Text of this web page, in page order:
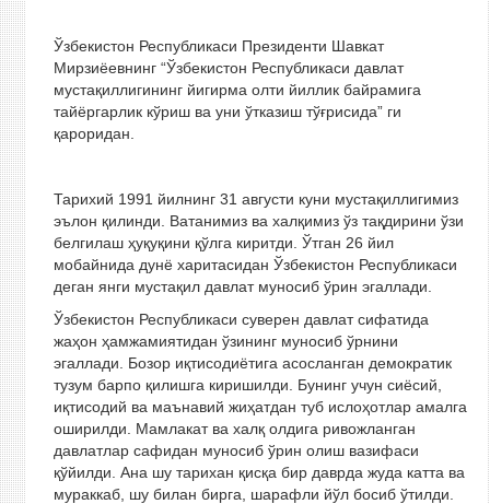
Ўзбекистон Республикаси Президенти Шавкат
Мирзиёевнинг “Ўзбекистон Республикаси давлат
мустақиллигининг йигирма олти йиллик байрамига
тайёргарлик кўриш ва уни ўтказиш тўғрисида” ги
қароридан.
Тарихий 1991 йилнинг 31 августи куни мустақиллигимиз
эълон қилинди. Ватанимиз ва халқимиз ўз тақдирини ўзи
белгилаш ҳуқуқини қўлга киритди. Ўтган 26 йил
мобайнида дунё харитасидан Ўзбекистон Республикаси
деган янги мустақил давлат муносиб ўрин эгаллади.
Ўзбекистон Республикаси суверен давлат сифатида
жаҳон ҳамжамиятидан ўзининг муносиб ўрнини
эгаллади. Бозор иқтисодиётига асосланган демократик
тузум барпо қилишга киришилди. Бунинг учун сиёсий,
иқтисодий ва маънавий жиҳатдан туб ислоҳотлар амалга
оширилди. Мамлакат ва халқ олдига ривожланган
давлатлар сафидан муносиб ўрин олиш вазифаси
қўйилди. Ана шу тарихан қисқа бир даврда жуда катта ва
мураккаб, шу билан бирга, шарафли йўл босиб ўтилди.